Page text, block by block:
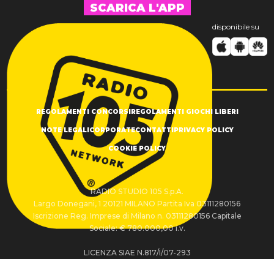
SCARICA L'APP
disponibile su
REGOLAMENTI CONCORSI REGOLAMENTI GIOCHI LIBERI
NOTE LEGALI CORPORATECONTATTI PRIVACY POLICY
COOKIE POLICY
RADIO STUDIO 105 S.p.A.
Largo Donegani, 1 20121 MILANO Partita Iva 03111280156
Iscrizione Reg. Imprese di Milano n. 03111280156 Capitale
Sociale: € 780.000,00 i.v.
LICENZA SIAE N.817/I/07-293